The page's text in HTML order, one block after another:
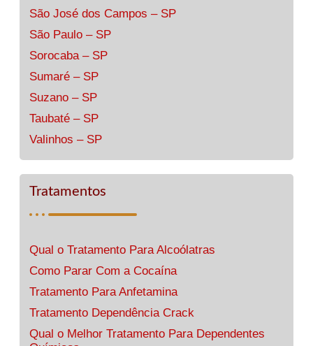
São José dos Campos – SP
São Paulo – SP
Sorocaba – SP
Sumaré – SP
Suzano – SP
Taubaté – SP
Valinhos – SP
Tratamentos
Qual o Tratamento Para Alcoólatras
Como Parar Com a Cocaína
Tratamento Para Anfetamina
Tratamento Dependência Crack
Qual o Melhor Tratamento Para Dependentes